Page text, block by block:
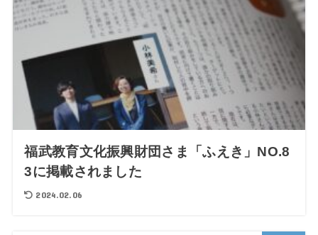
福武教育文化振興財団さま「ふえき」NO.8
3に掲載されました
2024.02.06